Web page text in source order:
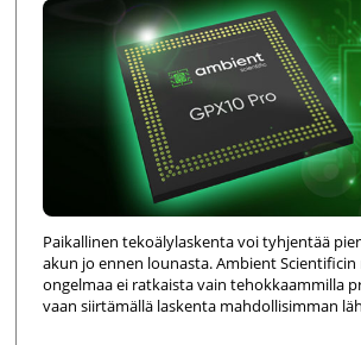
Paikallinen tekoälylaskenta voi tyhjentää
akun jo ennen lounasta. Ambient Scientificin
ongelmaa ei ratkaista vain tehokkaammilla
vaan siirtämällä laskenta mahdollisimman